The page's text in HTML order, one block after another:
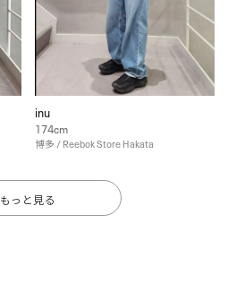
inu
174cm
博多 / Reebok Store Hakata
もっと見る